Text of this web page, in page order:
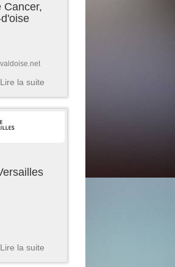
Cancer,
Lire la suite
Lire la suite